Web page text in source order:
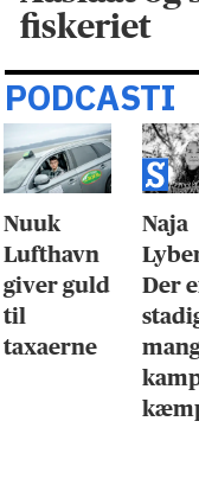
fiskeriet
PODCASTI
Nuuk
Lufthavn
giver guld
til
taxaerne
Naja
Der